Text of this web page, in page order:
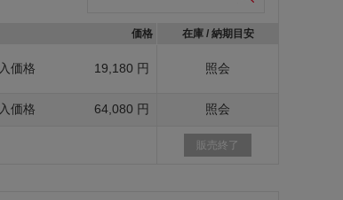
価格 在庫 / 納期目安
価格 19,180 円 照会
価格 64,080 円 照会
販売終了